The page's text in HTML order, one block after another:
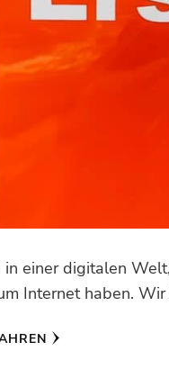
einer digitalen
Internet haben.